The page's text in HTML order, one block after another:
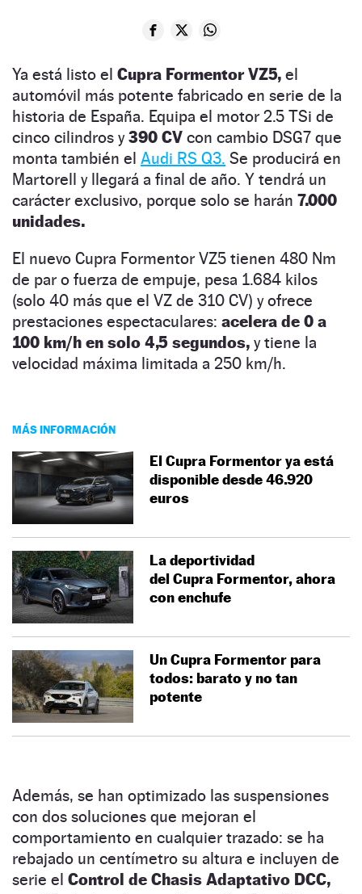
Ya está listo el Cupra Formentor VZ5, el
automóvil más potente fabricado en serie de la
historia de España. Equipa el motor 2.5 TSi de
cinco cilindros y390 CV con cambio DSG7 que
monta también el Audi RS Q3. Se producirá en
Martorell y llegará a final de año. Y tendrá un
carácter exclusivo, porque solo se harán 7.000
unidades.
El nuevo Cupra Formentor VZ5 tienen 480 Nm
de par o fuerza de empuje, pesa 1.684 kilos
(solo 40 más que el VZ de 310 CV) y ofrece
prestaciones espectaculares: acelera de 0 a
100 km/h en solo 4,5 segundos, y tiene la
velocidad máxima limitada a 250 km/h.
MÁS INFORMACIÓN
El Cupra Formentor ya está
disponible desde 46.920
euros
La deportividad
del Cupra Formentor, ahora
con enchufe
Un Cupra Formentor para
todos: barato y no tan
potente
Además, se han optimizado las suspensiones
con dos soluciones que mejoran el
comportamiento en cualquier trazado: se ha
rebajado un centímetro su altura e incluyen de
serie el Control de Chasis Adaptativo DCC,